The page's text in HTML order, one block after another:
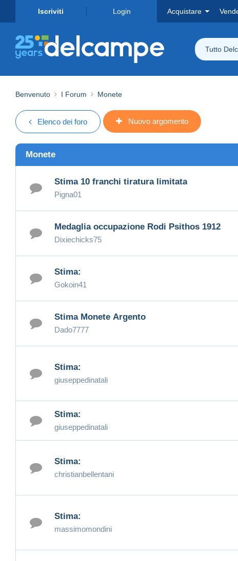
Iscriviti Login Acquistare
Tutto
Benvenuto I Forum Monete
Elenco dei foro Nuovo argomento
Monete
Stima 10 franchi tiratura limitata
Pigna01
Medaglia occupazione Rodi Psithos 1912
Dixiechicks75
Stima:
Gokoin41
Stima Monete Argento
Dado7777
Stima:
giuseppedinatali
Stima:
giuseppedinatali
Stima:
christianbellentani
Stima:
massimomondini